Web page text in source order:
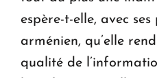
espère-t-elle, avec
arménien, qu’elle
qualité de